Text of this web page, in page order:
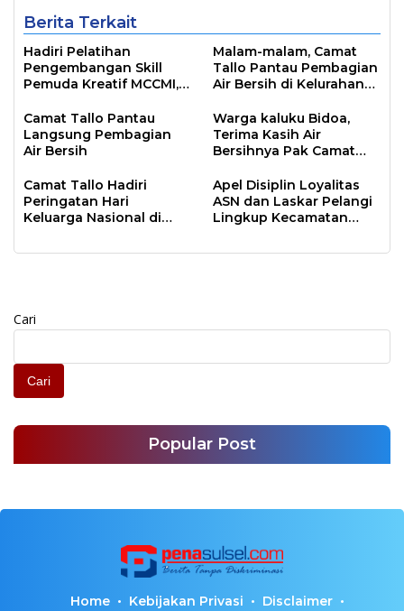
Berita Terkait
Hadiri Pelatihan
Pengembangan Skill
Pemuda Kreatif MCCMI,
Alamsyah
Malam-malam, Camat
Tallo Pantau Pembagian
Air Bersih di Kelurahan
Camat Tallo Pantau
Langsung Pembagian
Air Bersih
Warga kaluku Bidoa,
Terima Kasih Air
Bersihnya Pak Camat
Camat Tallo Hadiri
Peringatan Hari
Keluarga Nasional di
Apel Disiplin Loyalitas
ASN dan Laskar Pelangi
Lingkup Kecamatan
Langsung Alamsyah
Cari
Cari
Popular Post
Home Kebijakan Privasi Disclaimer